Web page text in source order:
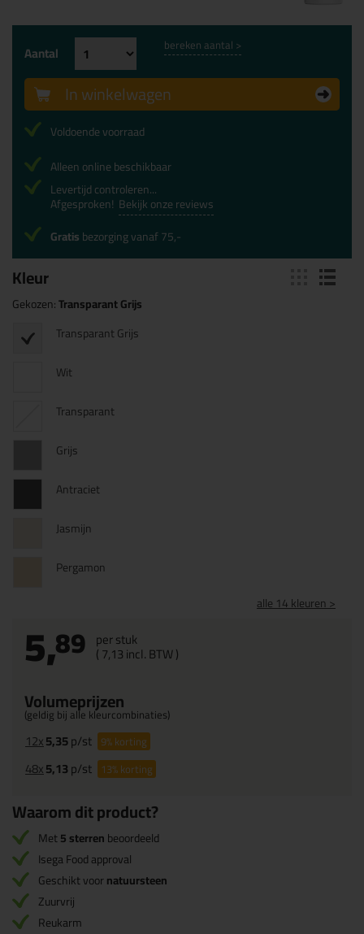
Kleur
Gekozen:Transparant Grijs
Transparant Grijs
Wit
Transparant
Grijs
Antraciet
Jasmijn
Pergamon
alle 14 kleuren >
5,89 per stuk
(7,13incl. BTW )
Volumeprijzen
(geldig bij alle kleurcombinaties)
12x5,35p/st 9%korting
48x5,13p/st 13%korting
Aantal bereken aantal >
In winkelwagen
Voldoende voorraad
Alleen online beschikbaar
Levertijd controleren...
Afgesproken! Bekijk onze reviews
Gratisbezorging vanaf 75,-
Waarom dit product?
Met5 sterrenbeoordeeld
Isega Food approval
Geschikt voornatuursteen
Zuurvrij
Reukarm